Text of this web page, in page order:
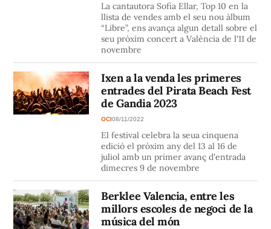
La cantautora Sofia Ellar, Top 10 en la
llista de vendes amb el seu nou àlbum
“Libre”, ens avança algun detall sobre el
seu pròxim concert a València de l'11 de
novembre
Ixen a la venda les primeres
entrades del Pirata Beach Fest
de Gandia 2023
OCI08/11/2022
El festival celebra la seua cinquena
edició el pròxim any del 13 al 16 de
juliol amb un primer avanç d'entrada
dimecres 9 de novembre
Berklee Valencia, entre les
millors escoles de negoci de la
música del món